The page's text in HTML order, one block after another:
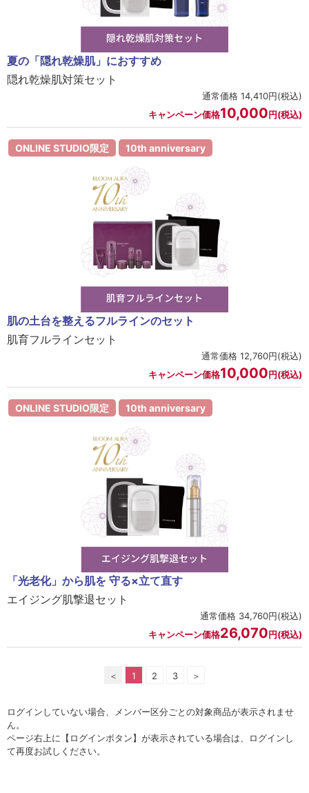
夏の「隠れ乾燥肌」におすすめ
隠れ乾燥肌対策セット
通常価格 14,410円(税込)
キャンペーン価格10,000円(税込)
ONLINE STUDIO限定 10th anniversary
肌の土台を整えるフルラインのセット
肌育フルラインセット
通常価格 12,760円(税込)
キャンペーン価格10,000円(税込)
ONLINE STUDIO限定 10th anniversary
「光老化」から肌を 守る×立て直す
エイジング肌撃退セット
通常価格 34,760円(税込)
キャンペーン価格26,070円(税込)
＜ 1 2 3 ＞
ログインしていない場合、メンバー区分ごとの対象商品が表示されませ
ん。
ページ右上に【ログインボタン】が表示されている場合は、ログインし
て再度お試しください。